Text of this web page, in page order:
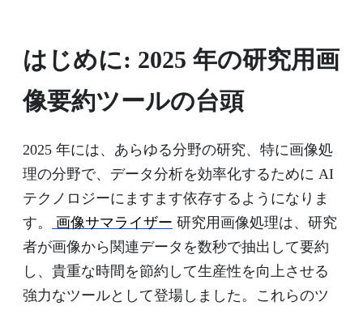
はじめに: 2025 年の研究用画
像要約ツールの台頭
2025 年には、あらゆる分野の研究、特に画像処
理の分野で、データ分析を効率化するために AI
テクノロジーにますます依存するようになりま
す。
画像サマライザー 研究用画像処理は、研究
者が画像から関連データを数秒で抽出して要約
し、貴重な時間を節約して生産性を向上させる
強力なツールとして登場しました。これらのツ